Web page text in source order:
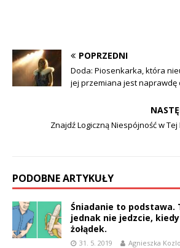
POPRZEDNI
Doda: Piosenkarka, która
jej przemiana jest naprawdę
Znajdź Logiczną Niespójność w Tej
PODOBNE ARTYKUŁY
Śniadanie to podstawa.
jednak nie jedzcie,
żołądek.
31. 5. 2019 Agnieszka